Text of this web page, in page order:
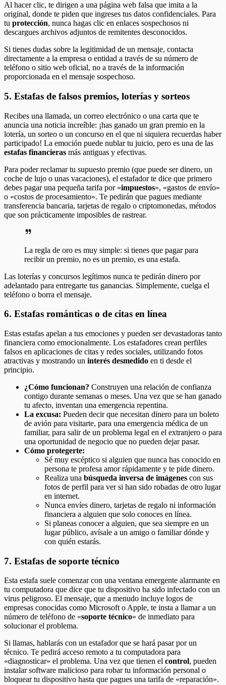
Al hacer clic, te dirigen a una página web falsa que imita a la
original, donde te piden que ingreses tus datos confidenciales. Para
tu protección, nunca hagas clic en enlaces sospechosos ni
descargues archivos adjuntos de remitentes desconocidos.
Si tienes dudas sobre la legitimidad de un mensaje, contacta
directamente a la empresa o entidad a través de su número de
teléfono o sitio web oficial, no a través de la información
proporcionada en el mensaje sospechoso.
5. Estafas de falsos premios, loterías y sorteos
Recibes una llamada, un correo electrónico o una carta que te
anuncia una noticia increíble: ¡has ganado un gran premio en la
lotería, un sorteo o un concurso en el que ni siquiera recuerdas haber
participado! La emoción puede nublar tu juicio, pero es una de las
estafas financieras más antiguas y efectivas.
Para poder reclamar tu supuesto premio (que puede ser dinero, un
coche de lujo o unas vacaciones), el estafador te dice que primero
debes pagar una pequeña tarifa por «impuestos», «gastos de envío»
o «costos de procesamiento». Te pedirán que pagues mediante
transferencia bancaria, tarjetas de regalo o criptomonedas, métodos
que son prácticamente imposibles de rastrear.
La regla de oro es muy simple: si tienes que pagar para
recibir un premio, no es un premio, es una estafa.
Las loterías y concursos legítimos nunca te pedirán dinero por
adelantado para entregarte tus ganancias. Simplemente, cuelga el
teléfono o borra el mensaje.
6. Estafas románticas o de citas en línea
Estas estafas apelan a tus emociones y pueden ser devastadoras tanto
financiera como emocionalmente. Los estafadores crean perfiles
falsos en aplicaciones de citas y redes sociales, utilizando fotos
atractivas y mostrando un interés desmedido en ti desde el
principio.
¿Cómo funcionan? Construyen una relación de confianza
contigo durante semanas o meses. Una vez que se han ganado
tu afecto, inventan una emergencia repentina.
La excusa: Pueden decir que necesitan dinero para un boleto
de avión para visitarte, para una emergencia médica de un
familiar, para salir de un problema legal en el extranjero o para
una oportunidad de negocio que no pueden dejar pasar.
Cómo protegerte:
Sé muy escéptico si alguien que nunca has conocido en
persona te profesa amor rápidamente y te pide dinero.
Realiza una búsqueda inversa de imágenes con sus
fotos de perfil para ver si han sido robadas de otro lugar
en internet.
Nunca envíes dinero, tarjetas de regalo ni información
financiera a alguien que solo conoces en línea.
Si planeas conocer a alguien, que sea siempre en un
lugar público, avísale a un amigo o familiar dónde y
con quién estarás.
7. Estafas de soporte técnico
Esta estafa suele comenzar con una ventana emergente alarmante en
tu computadora que dice que tu dispositivo ha sido infectado con un
virus peligroso. El mensaje, que a menudo incluye logos de
empresas conocidas como Microsoft o Apple, te insta a llamar a un
número de teléfono de «soporte técnico» de inmediato para
solucionar el problema.
Si llamas, hablarás con un estafador que se hará pasar por un
técnico. Te pedirá acceso remoto a tu computadora para
«diagnosticar» el problema. Una vez que tienen el control, pueden
instalar software malicioso para robar tu información personal o
bloquear tu dispositivo hasta que pagues una tarifa de «reparación».